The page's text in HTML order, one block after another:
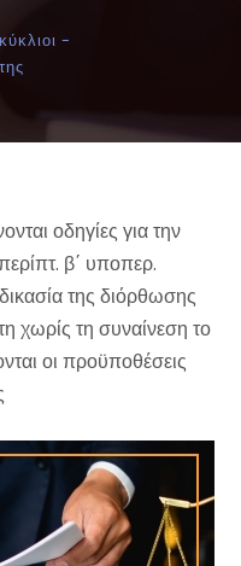
-
οδηγίες για την
β΄ υποπερ.
της διόρθωσης
χωρίς τη συναίνεση το
οι προϋποθέσεις